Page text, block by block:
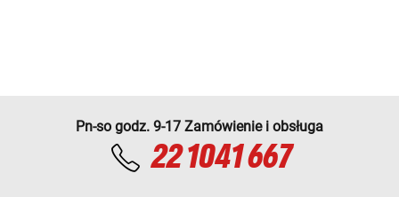
Pn-so godz. 9-17 Zamówienie i obsługa
22 1041 667